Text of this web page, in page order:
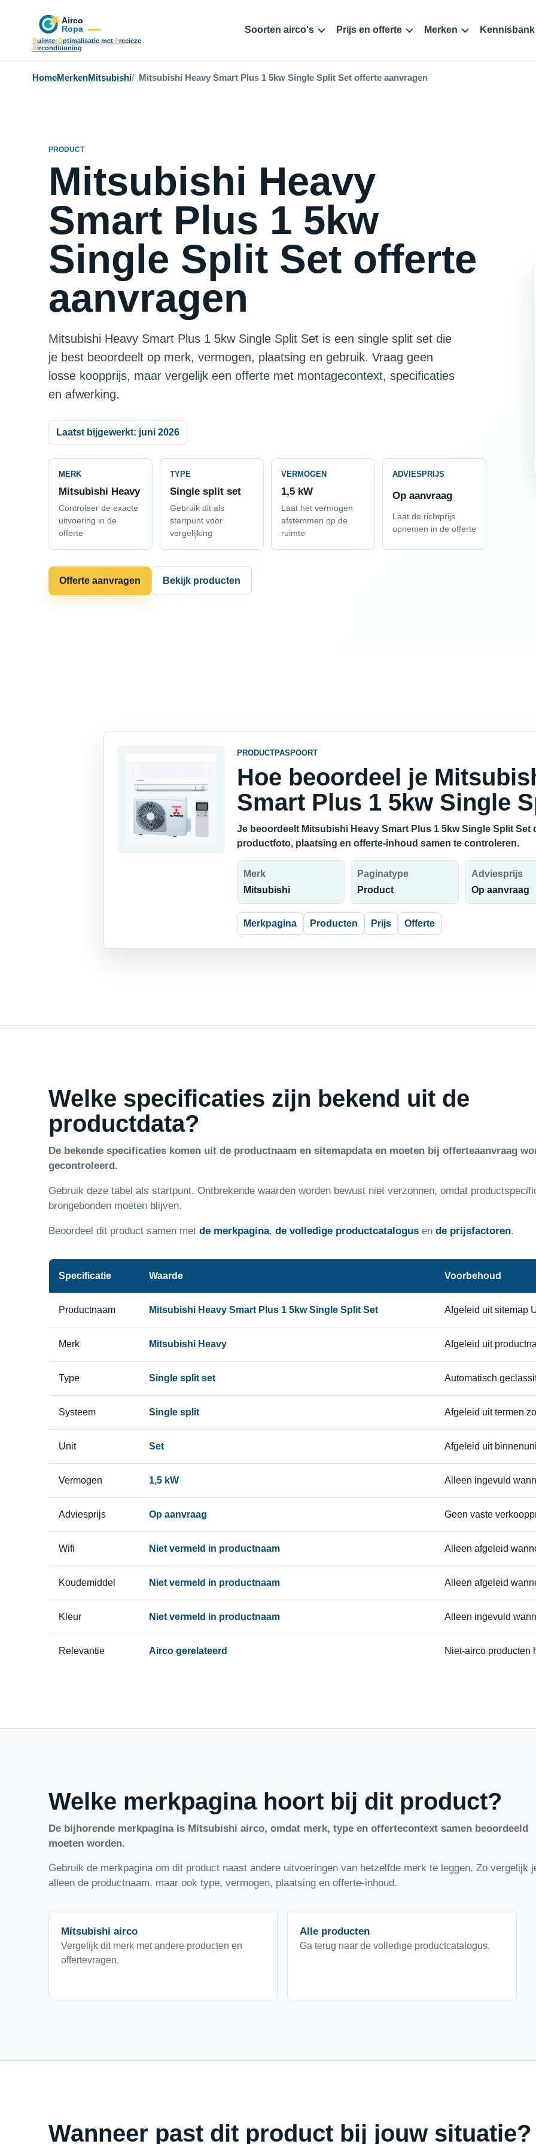
Ruimte-Optimalisatie met Precieze
Airconditioning
Soorten airco's Prijs en offerte Merken Kennisbank
HomeMerkenMitsubishi Mitsubishi Heavy Smart Plus 1 5kw Single Split Set offerte aanvragen
PRODUCT
Mitsubishi Heavy
Smart Plus 1 5kw
Single Split Set offerte
aanvragen
Mitsubishi Heavy Smart Plus 1 5kw Single Split Set is een single split set die
je best beoordeelt op merk, vermogen, plaatsing en gebruik. Vraag geen
losse koopprijs, maar vergelijk een offerte met montagecontext, specificaties
en afwerking.
Laatst bijgewerkt: juni 2026
MERK
Mitsubishi Heavy
Controleer de exacte
uitvoering in de
offerte
TYPE
Single split set
Gebruik dit als
startpunt voor
vergelijking
VERMOGEN
1,5 kW
Laat het vermogen
afstemmen op de
ruimte
ADVIESPRIJS
Op aanvraag
Laat de richtprijs
opnemen in de offerte
Offerte aanvragen Bekijk producten
PRODUCTPASPOORT
Hoe beoordeel je
Smart Plus 1 5kw Single
Je beoordeelt Mitsubishi Heavy Smart Plus 1 5kw Single Split Set
productfoto, plaatsing en offerte-inhoud samen te controleren.
Merk
Mitsubishi
Paginatype
Product
Adviesprijs
Op aanvraag
Merkpagina Producten Prijs Offerte
Welke specificaties zijn bekend uit de
productdata?
De bekende specificaties komen uit de productnaam en sitemapdata en moeten bij offerteaanvraag
gecontroleerd.
Gebruik deze tabel als startpunt. Ontbrekende waarden worden bewust niet verzonnen, omdat
brongebonden moeten blijven.
Beoordeel dit product samen met de merkpagina, de volledige productcatalogusen de prijsfactoren.
Specificatie Waarde Voorbehoud
Productnaam Mitsubishi Heavy Smart Plus 1 5kw Single Split Set Afgeleid uit sitemap
Merk Mitsubishi Heavy Afgeleid uit
Type Single split set Automatisch
Systeem Single split Afgeleid uit termen
Unit Set Afgeleid uit
Vermogen 1,5 kW Alleen ingevuld
Adviesprijs Op aanvraag Geen vaste
Wifi Niet vermeld in productnaam Alleen afgeleid
Koudemiddel Niet vermeld in productnaam Alleen afgeleid
Kleur Niet vermeld in productnaam Alleen ingevuld
Relevantie Airco gerelateerd Niet-airco producten
Welke merkpagina hoort bij dit product?
De bijhorende merkpagina is Mitsubishi airco, omdat merk, type en offertecontext samen beoordeeld
moeten worden.
Gebruik de merkpagina om dit product naast andere uitvoeringen van hetzelfde merk te leggen. Zo vergelijk
alleen de productnaam, maar ook type, vermogen, plaatsing en offerte-inhoud.
Mitsubishi airco
Vergelijk dit merk met andere producten en
offertevragen.
Alle producten
Ga terug naar de volledige productcatalogus.
Wanneer past dit product bij jouw situatie?